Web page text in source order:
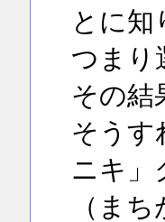
とに知
つまり
その結
そうす
ニキ」
（ま